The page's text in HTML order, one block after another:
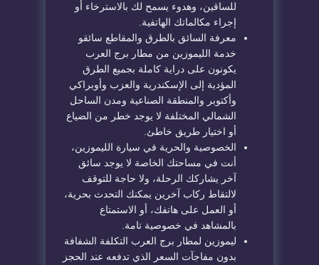
للساقين، وهدوء يسمح لك بالاسترخاء أو
إجراء مكالماتك الهاتفية.
معرفة السائق بالطرق والمقاطع سائقو
خدمة الليموزين من مطار برج العرب
يكونون على دراية كاملة بجميع الطرق
المؤدية إلى الإسكندرية والعزب وأوبراكي
وأكتوبر والمنطقة الصناعية ومدن الساحل
الشمالي المختلفة لا يوجد خطر من الضياع
أو اختيار طريق خاطئ.
الخصوصية والحرية في سيارة الليموزين،
أنت في مساحتك الخاصة لا يوجد سائق
آخر يشاركك الرحلة، ولا حاجة للتوقف
لالتقاط ركاب آخرين يمكنك التحدث بحرية،
أو العمل على هاتفك، أو الاستمتاع
بالمشاهد في خصوصية تامة.
ليموزين لمطار برج العرب التكلفة الشفافة
بدون مفاجآت السعر الذي تدفعه عند الحجز